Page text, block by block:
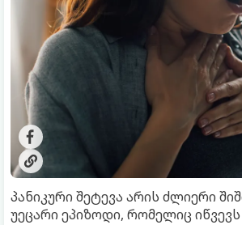
პანიკური შეტევა არის ძლიერი
უეცარი ეპიზოდი, რომელიც